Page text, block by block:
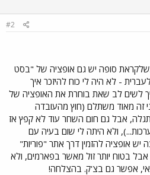
#2
סופה יש גם אופציה של "בסט
- לא היה לי כוח להיזכר איך
לשים לב שאת בוחרת את האופציה של
זה מאוד משתלם (חוץ מהעובדה
אבל גם חום השחר עוד לא קפץ אז
ולא היתה לי שום בעיה עם
אופציה להזמין דרך אתר "פוריות"
בטוח יותר זול מאשר בפארמים, ולא
אפשר גם בצ'ק. בהצלחה!